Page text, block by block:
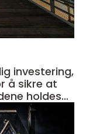
investering,
å sikre at
holdes